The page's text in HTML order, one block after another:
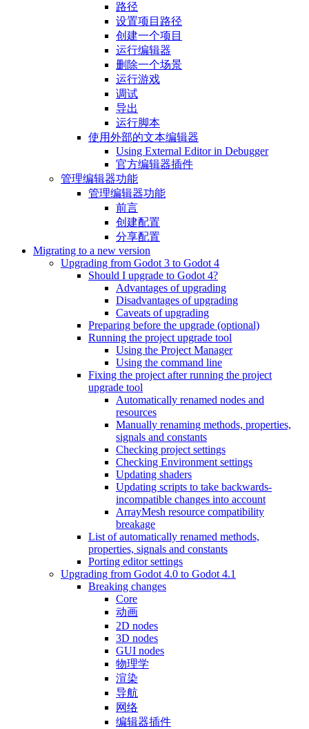
路径
设置项目路径
创建一个项目
运行编辑器
删除一个场景
运行游戏
调试
导出
运行脚本
使用外部的文本编辑器
Using External Editor in Debugger
官方编辑器插件
管理编辑器功能
管理编辑器功能
前言
创建配置
分享配置
Migrating to a new version
Upgrading from Godot 3 to Godot 4
Should I upgrade to Godot 4?
Advantages of upgrading
Disadvantages of upgrading
Caveats of upgrading
Preparing before the upgrade (optional)
Running the project upgrade tool
Using the Project Manager
Using the command line
Fixing the project after running the project
upgrade tool
Automatically renamed nodes and
resources
Manually renaming methods, properties,
signals and constants
Checking project settings
Checking Environment settings
Updating shaders
Updating scripts to take backwards-
incompatible changes into account
ArrayMesh resource compatibility
breakage
List of automatically renamed methods,
properties, signals and constants
Porting editor settings
Upgrading from Godot 4.0 to Godot 4.1
Breaking changes
Core
动画
2D nodes
3D nodes
GUI nodes
物理学
渲染
导航
网络
编辑器插件